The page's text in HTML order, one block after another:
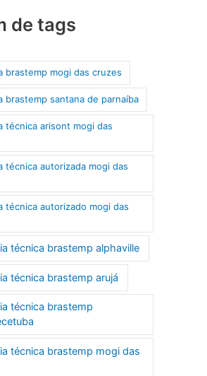
de tags
brastemp mogi das cruzes
brastemp santana de parnaíba
técnica arisont mogi das
técnica autorizada mogi das
técnica autorizado mogi das
técnica brastemp alphaville
técnica brastemp arujá
técnica brastemp
técnica brastemp mogi das